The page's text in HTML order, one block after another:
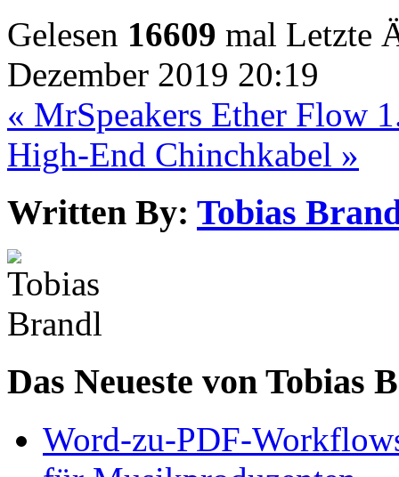
Gelesen 16609 mal Letzte
Dezember 2019 20:19
« MrSpeakers Ether Flow
High-End Chinchkabel »
Written By: Tobias
Das Neueste von Tobias
Word-zu-PDF-